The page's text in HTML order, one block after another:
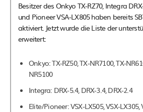
Besitzer des Onkyo TX-RZ70, Integra
und Pioneer VSA-LX805 haben bereits
aktiviert. Jetzt wurde die Liste der
erweitert:
Onkyo: TX-RZ50, TX-NR7100, TX-
NR5100
Integra: DRX-5.4, DRX-3.4, DRX-2.4
Elite/Pioneer: VSX-LX505, VSX-LX305,